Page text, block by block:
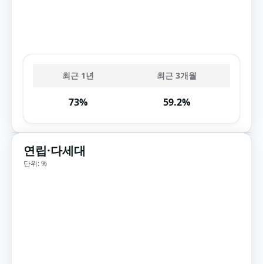
최근 1년 최근 3개월
73% 59.2%
연립·다세대
단위: %